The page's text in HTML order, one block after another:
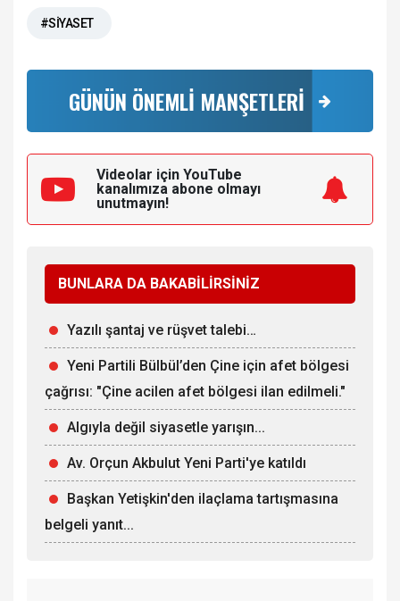
#SİYASET
GÜNÜN ÖNEMLİ MANŞETLERİ
Videolar için YouTube
kanalımıza abone olmayı
unutmayın!
BUNLARA DA BAKABİLİRSİNİZ
Yazılı şantaj ve rüşvet talebi…
Yeni Partili Bülbül’den Çine için afet bölgesi
çağrısı: "Çine acilen afet bölgesi ilan edilmeli."
Algıyla değil siyasetle yarışın...
Av. Orçun Akbulut Yeni Parti'ye katıldı
Başkan Yetişkin'den ilaçlama tartışmasına
belgeli yanıt...